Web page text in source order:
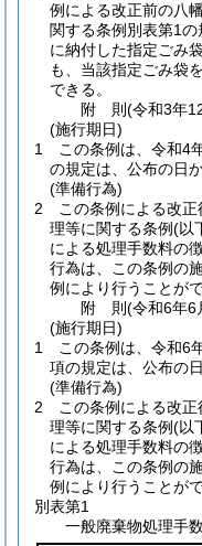
例による改正前の八
関する条例別表第1
に納付した指定ごみ
も、当該指定ごみ袋
できる。
附 則(令和3年
(施行期日)
1
この条例は、令和4
の規定は、公布の日
(準備行為)
2
この条例による改
理等に関する条例(以
による処理手数料の
行為は、この条例の
例により行うことがで
附 則(令和6年6
(施行期日)
1
この条例は、令和6
項の規定は、公布の
(準備行為)
2
この条例による改
理等に関する条例(以
による処理手数料の
行為は、この条例の
例により行うことがで
別表第1
一般廃棄物処理手